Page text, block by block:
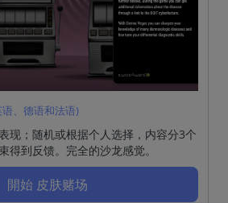
、德语和法语)
现；随机或根据个人选择，内容分3个
得到反馈。完全的沙龙感觉。
開始 皮肤赌场